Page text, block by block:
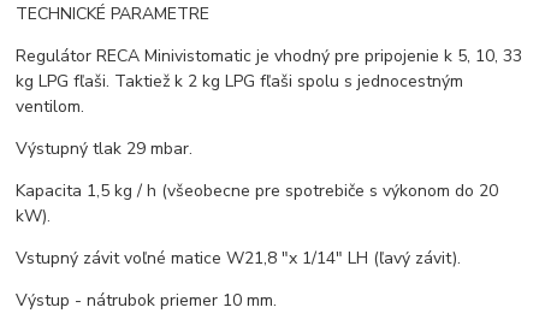
TECHNICKÉ PARAMETRE
Regulátor RECA Minivistomatic je vhodný pre pripojenie k 5, 10, 33
kg LPG fľaši. Taktiež k 2 kg LPG fľaši spolu s jednocestným
ventilom.
Výstupný tlak 29 mbar.
Kapacita 1,5 kg / h (všeobecne pre spotrebiče s výkonom do 20
kW).
Vstupný závit voľné matice W21,8 "x 1/14" LH (ľavý závit).
Výstup - nátrubok priemer 10 mm.